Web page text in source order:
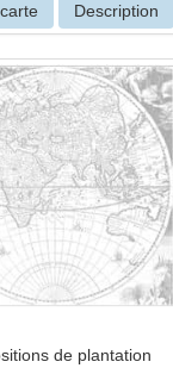
Description
de plantation